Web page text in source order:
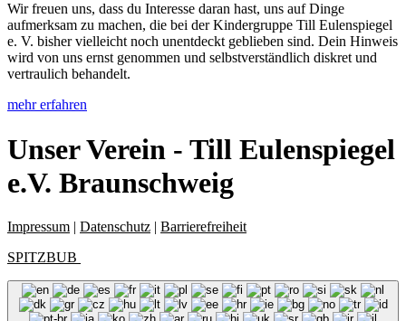
Wir freuen uns, dass du Interesse daran hast, uns auf Dinge
aufmerksam zu machen, die bei der Kindergruppe Till Eulenspiegel
e. V. bisher vielleicht noch unentdeckt geblieben sind. Dein Hinweis
wird von uns ernst genommen und selbstverständlich diskret und
vertraulich behandelt.
mehr erfahren
Unser Verein - Till Eulenspiegel
e.V. Braunschweig
Impressum | Datenschutz | Barrierefreiheit
SPITZBUB